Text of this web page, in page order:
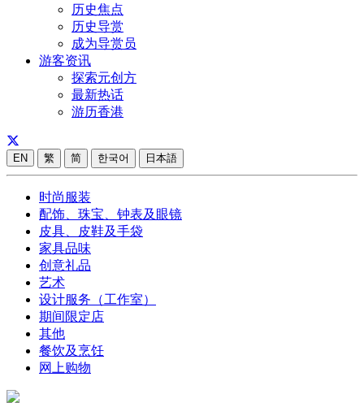
历史焦点
历史导赏
成为导赏员
游客资讯
探索元创方
最新热话
游历香港
EN 繁 简 한국어 日本語
时尚服装
配饰、珠宝、钟表及眼镜
皮具、皮鞋及手袋
家具品味
创意礼品
艺术
设计服务（工作室）
期间限定店
其他
餐饮及烹饪
网上购物